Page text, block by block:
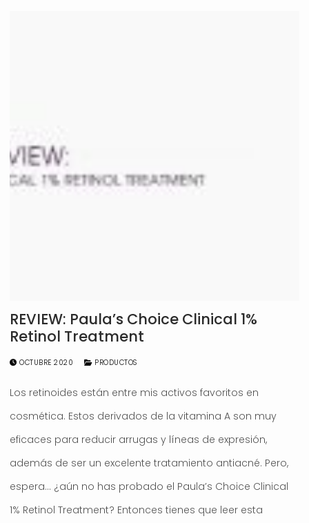
REVIEW: Paula’s Choice Clinical 1%
Retinol Treatment
OCTUBRE 2020 PRODUCTOS
Los retinoides están entre mis activos favoritos en
cosmética. Estos derivados de la vitamina A son muy
eficaces para reducir arrugas y líneas de expresión,
además de ser un excelente tratamiento antiacné. Pero,
espera… ¿aún no has probado el Paula’s Choice Clinical
1% Retinol Treatment? Entonces tienes que leer esta